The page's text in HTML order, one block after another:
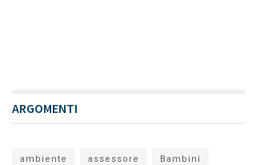
ARGOMENTI
ambiente assessore Bambini